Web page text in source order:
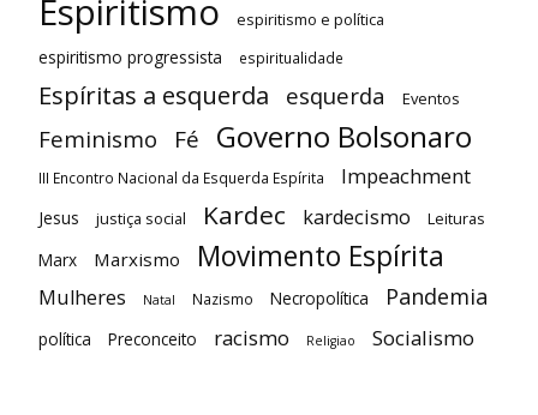
Espiritismo espiritismo e política
espiritismo progressista espiritualidade
Espíritas a esquerda esquerda Eventos
Feminismo Fé Governo Bolsonaro
III Encontro Nacional da Esquerda Espírita Impeachment
Jesus justiça social Kardec kardecismo Leituras
Marx Marxismo Movimento Espírita
Mulheres Natal Nazismo Necropolítica Pandemia
política Preconceito racismo Religiao Socialismo